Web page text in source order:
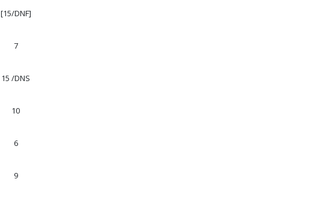
[15/DNF]
7
15 /DNS
10
6
9